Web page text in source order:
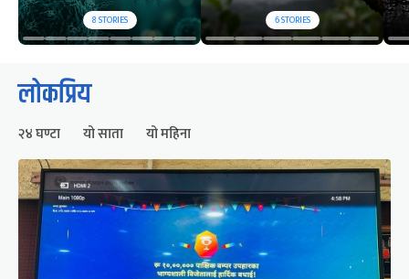
8STORIES 6STORIES
लोकप्रिय
२४ घण्टा यो साता यो महिना